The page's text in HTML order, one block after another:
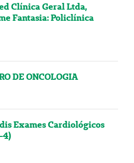
Clínica Geral Ltda,
Fantasia: Policlínica
DE ONCOLOGIA
Exames Cardiológicos
4)